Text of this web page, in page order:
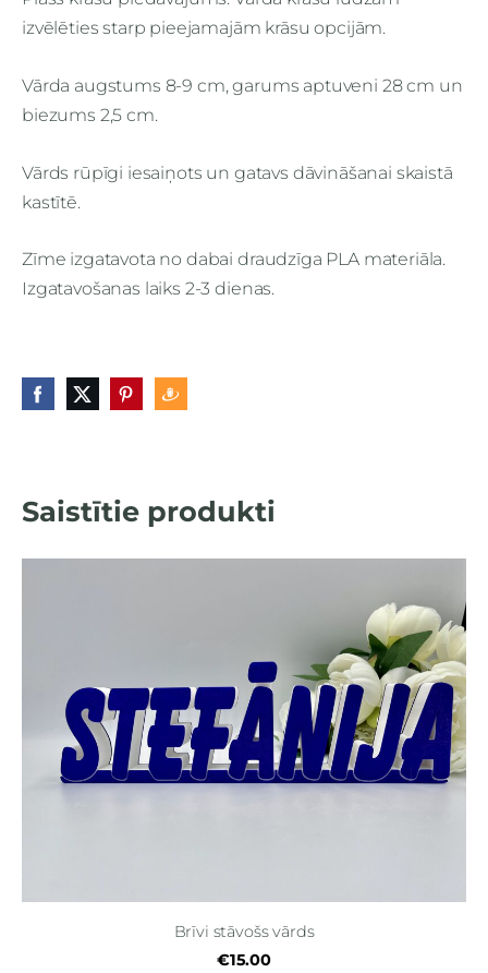
izvēlēties starp pieejamajām krāsu opcijām.
Vārda augstums 8-9 cm, garums aptuveni 28 cm un
biezums 2,5 cm.
Vārds rūpīgi iesaiņots un gatavs dāvināšanai skaistā
kastītē.
Zīme izgatavota no dabai draudzīga PLA materiāla.
Izgatavošanas laiks 2-3 dienas.
Saistītie produkti
Brīvi stāvošs vārds
€15.00